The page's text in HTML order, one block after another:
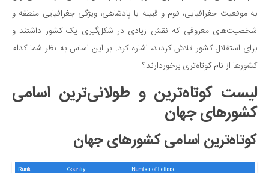
عکاسی و هنرهای تجسمی
کتاب و کتاب‌خوانی
تاریخ
علمی
فناوری‌ها
نجوم و هوا فضا
زمین و محیط زیست
به موقعیت جغرافیایی، قوم و قبیله یا پادشاهی، ویژگی جغرافیایی منطقه و
شخصیت‌های معروفی که نقش زیادی در شکل‌گیری یک کشور داشتند و
برای استقلال کشور تلاش کردند، اشاره کرد. بر این اساس به نظر شما کدام
کشورها از نام کوتاه‌تری برخوردارند؟
لیست کوتاه‌ترین و طولانی‌ترین اسامی
کشورهای جهان
کوتاه‌ترین اسامی کشورهای جهان